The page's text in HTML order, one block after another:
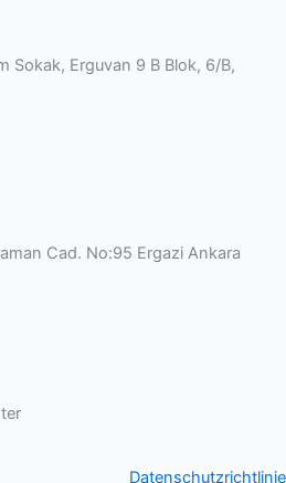
Sokak, Erguvan 9 B Blok, 6/B,
Cad. No:95 Ergazi Ankara
Datenschutzrichtlinie